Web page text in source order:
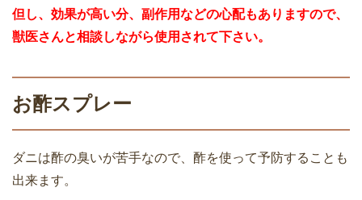
但し、効果が高い分、副作用などの心配もありますので、
獣医さんと相談しながら使用されて下さい。
お酢スプレー
ダニは酢の臭いが苦手なので、酢を使って予防することも
出来ます。